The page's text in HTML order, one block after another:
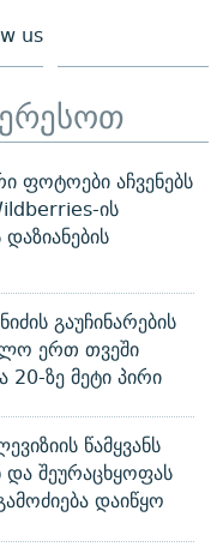
us
ფოტოები აჩვენებს
ის
გაუჩინარების
ერთ თვეში
20-ზე მეტი პირი
წამყვანს
და შეურაცხყოფას
დაიწყო